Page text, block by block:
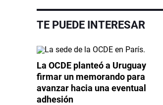
TE PUEDE INTERESAR
La OCDE planteó a Uruguay
firmar un memorando para
avanzar hacia una eventual
adhesión